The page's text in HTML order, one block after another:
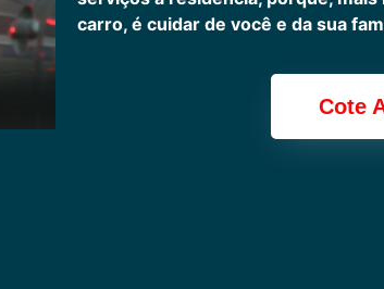
carro, é cuidar de você e da sua
Cote